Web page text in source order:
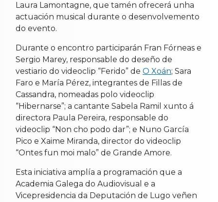
Laura Lamontagne, que tamén ofrecerá unha
actuación musical durante o desenvolvemento
do evento.
Durante o encontro participarán Fran Fórneas e
Sergio Marey, responsable do deseño de
vestiario do videoclip “Ferido” de O Xoán; Sara
Faro e María Pérez, integrantes de Fillas de
Cassandra, nomeadas polo videoclip
“Hibernarse”; a cantante Sabela Ramil xunto á
directora Paula Pereira, responsable do
videoclip “Non cho podo dar”; e Nuno García
Pico e Xaime Miranda, director do videoclip
“Ontes fun moi malo” de Grande Amore.
Esta iniciativa amplía a programación que a
Academia Galega do Audiovisual e a
Vicepresidencia da Deputación de Lugo veñen